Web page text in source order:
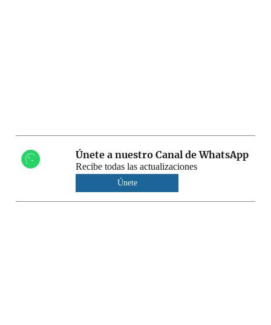
Únete a nuestro Canal de WhatsApp
Recibe todas las actualizaciones
Únete